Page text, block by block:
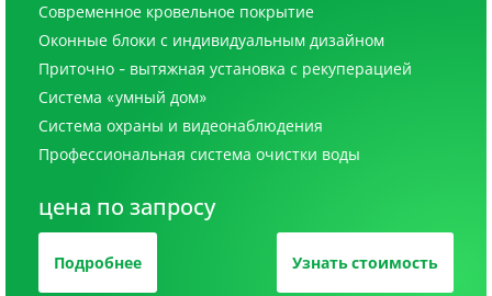
Современное кровельное покрытие
Оконные блоки с индивидуальным дизайном
Приточно - вытяжная установка с рекуперацией
Система «умный дом»
Система охраны и видеонаблюдения
Профессиональная система очистки воды
цена по запросу
Подробнее Узнать стоимость